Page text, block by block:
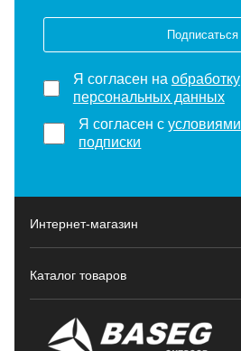
Подписаться
Я согласен на обработку
персональных данных
Я согласен сусловиями
подписки
Интернет-магазин
Каталог товаров